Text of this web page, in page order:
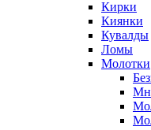
Кирки
Киянки
Кувалды
Ломы
Молотки